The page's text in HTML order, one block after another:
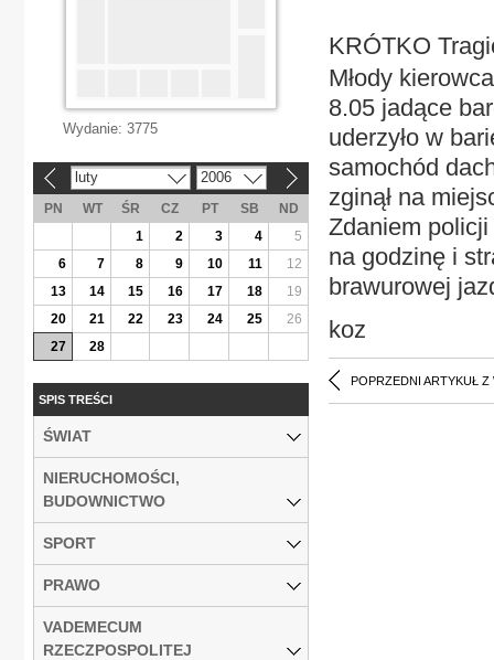
KRÓTKO
Młody
8.05 jadące
uderzyło w
samochód
zginął na
Zdaniem
na godzinę i
brawurowej
koz
POPRZEDNI ARTYKUŁ Z
Wydanie: 3775
luty 2006
PN WT ŚR CZ PT SB
ND
1
2 3 4
5
6
7 8 9 10 11
12
13
14 15 16 17 18
19
20
21 22 23 24 25
26
27
28
SPIS TREŚCI
ŚWIAT
NIERUCHOMOŚCI,
BUDOWNICTWO
SPORT
PRAWO
VADEMECUM
RZECZPOSPOLITEJ